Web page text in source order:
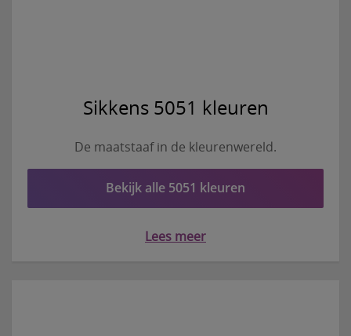
Sikkens 5051 kleuren
De maatstaaf in de kleurenwereld.
Bekijk alle 5051 kleuren
Lees meer